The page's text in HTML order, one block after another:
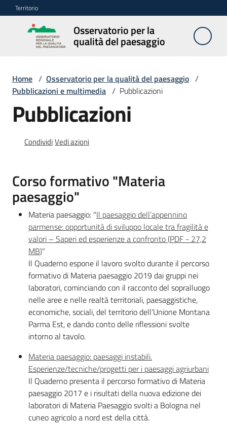
Vai al contenuto
Vai alla navigazione
Vai al footer
Territorio
Osservatorio per la
qualità del paesaggio
Osservatorio
per la
paesaggio
Cos'è
Pubblicazioni
multimedia
Banca
autorizzazioni
paesaggistiche
Norme
Seguici
Home / Osservatorio per la qualità del paesaggio /
Pubblicazioni e multimedia / Pubblicazioni
Pubblicazioni
CondividiVedi azioni
Corso formativo "Materia
paesaggio"
Materia paesaggio: "Il paesaggio dell’appennino
parmense: opportunità di sviluppo locale tra fragilità e
valori – Saperi ed esperienze a confronto(PDF - 27,2
MB)"
Il Quaderno espone il lavoro svolto durante il percorso
formativo di Materia paesaggio 2019 dai gruppi nei
laboratori, cominciando con il racconto del sopralluogo
nelle aree e nelle realtà territoriali, paesaggistiche,
economiche, sociali, del territorio dell’Unione Montana
Parma Est, e dando conto delle riflessioni svolte
intorno al tavolo.
Materia paesaggio: paesaggi instabili.
Esperienze/tecniche/progetti per i paesaggi agriurbani
Il Quaderno presenta il percorso formativo di Materia
paesaggio 2017 e i risultati della nuova edizione dei
laboratori di Materia Paesaggio svolti a Bologna nel
cuneo agricolo a nord est della città.